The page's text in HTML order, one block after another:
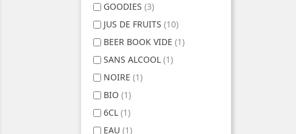
GOODIES (3)
JUS DE FRUITS (10)
BEER BOOK VIDE (1)
SANS ALCOOL (1)
NOIRE (1)
BIO (1)
6CL (1)
EAU (1)